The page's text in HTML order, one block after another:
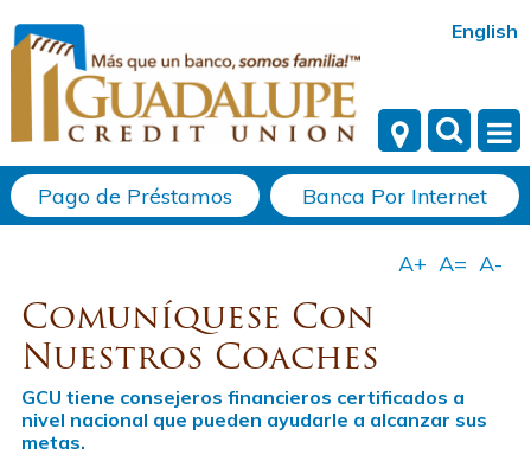
English
Pago de Préstamos Banca Por Internet
Comuníquese Con
Nuestros Coaches
GCU tiene consejeros financieros certificados a
nivel nacional que pueden ayudarle a alcanzar sus
metas.